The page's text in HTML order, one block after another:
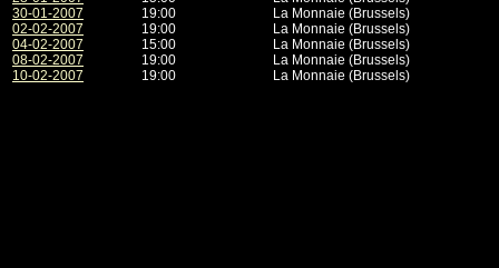
30-01-2007
19:00
La Monnaie (Brussels)
02-02-2007
19:00
La Monnaie (Brussels)
04-02-2007
15:00
La Monnaie (Brussels)
08-02-2007
19:00
La Monnaie (Brussels)
10-02-2007
19:00 La Monnaie (Brussels)